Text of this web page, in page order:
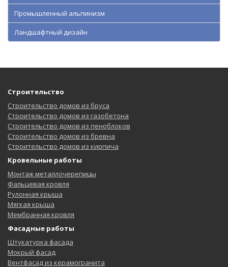
Промышленный альпинизм
Ландшафтный дизайн
Строительство
Строительство домов из бруса
Строительство домов из газобетона
Строительство домов из пеноблоков
Строительство домов из бревна
Строительство домов из кирпича
Кровельные работы
Монтаж металлочерепицы
Фальцевая кровля
Рулонная крыша
Мягкая крыша
Мембранная кровля
Фасадные работы
Штукатурка фасада
Мокрый фасад
Вентфасад из керамогранита